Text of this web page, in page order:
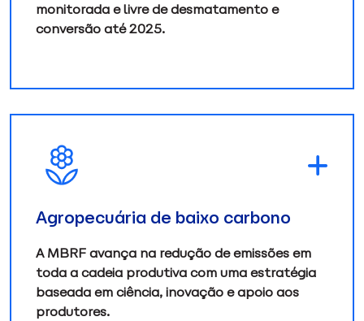
monitorada e livre de desmatamento e
conversão até 2025.
Agropecuária de baixo carbono
A MBRF avança na redução de emissões em
toda a cadeia produtiva com uma estratégia
baseada em ciência, inovação e apoio aos
produtores.